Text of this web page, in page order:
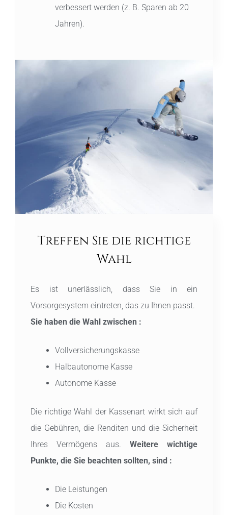
verbessert werden (z. B. Sparen ab 20
Jahren).
Treffen Sie die richtige
Wahl
Es ist unerlässlich, dass Sie in ein
Vorsorgesystem eintreten, das zu Ihnen passt.
Sie haben die Wahl zwischen :
Vollversicherungskasse
Halbautonome Kasse
Autonome Kasse
Die richtige Wahl der Kassenart wirkt sich auf
die Gebühren, die Renditen und die Sicherheit
Ihres Vermögens aus. Weitere wichtige
Punkte, die Sie beachten sollten, sind :
Die Leistungen
Die Kosten